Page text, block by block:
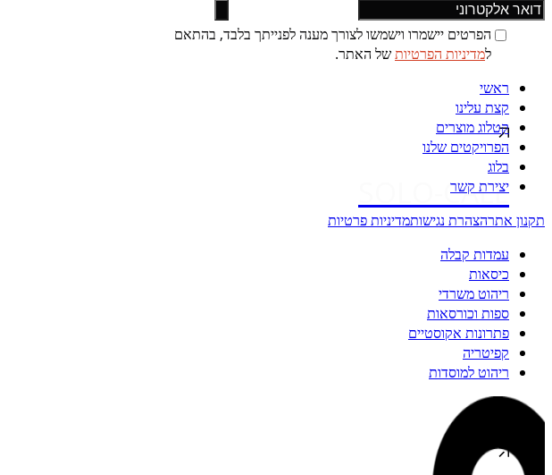
SOLO-CALL
הפרטים יישמרו וישמשו לצורך מענה לפנייתך בלבד, בהתאם
למדיניות הפרטיותשל האתר.
ראשי
קצת עלינו
קטלוג מוצרים
הפרויקטים שלנו
בלוג
יצירת קשר
תקנון אתרהצהרת נגישותמדיניות פרטיות
עמדות קבלה
כיסאות
ריהוט משרדי
ספות וכורסאות
פתרונות אקוסטיים
קפיטריה
ריהוט למוסדות